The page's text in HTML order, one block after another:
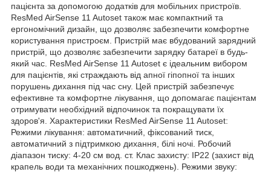
пацієнта за допомогою додатків для мобільних пристроїв.
ResMed AirSense 11 Autoset також має компактний та
ергономічний дизайн, що дозволяє забезпечити комфортне
користування пристроєм. Пристрій має вбудований зарядний
пристрій, що дозволяє забезпечити зарядку батареї в будь-
який час. ResMed AirSense 11 Autoset є ідеальним вибором
для пацієнтів, які страждають від апної гіпопної та інших
порушень дихання під час сну. Цей пристрій забезпечує
ефективне та комфортне лікування, що допомагає пацієнтам
отримувати необхідний відпочинок та покращувати їх
здоров'я. Характеристики ResMed AirSense 11 Autoset:
Режими лікування: автоматичний, фіксований тиск,
автоматичний з підтримкою дихання, білі ночі. Робочий
діапазон тиску: 4-20 см вод. ст. Клас захисту: IP22 (захист від
крапель води та механічних пошкоджень). Режими звуку: